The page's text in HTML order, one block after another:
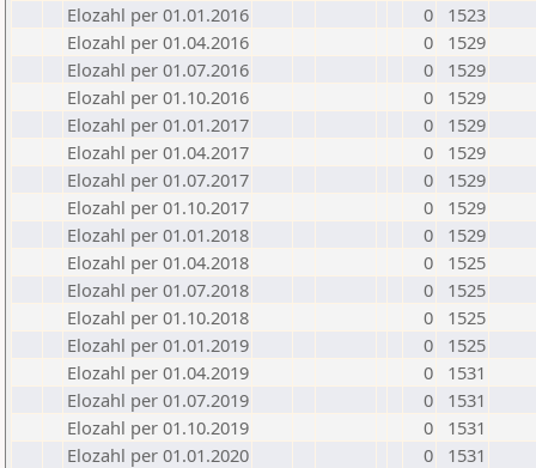
Elozahl per 01.01.2016
0
1523
Elozahl per 01.04.2016
0
1529
Elozahl per 01.07.2016
0
1529
Elozahl per 01.10.2016
0
1529
Elozahl per 01.01.2017
0
1529
Elozahl per 01.04.2017
0
1529
Elozahl per 01.07.2017
0
1529
Elozahl per 01.10.2017
0
1529
Elozahl per 01.01.2018
0
1529
Elozahl per 01.04.2018
0
1525
Elozahl per 01.07.2018
0
1525
Elozahl per 01.10.2018
0
1525
Elozahl per 01.01.2019
0
1525
Elozahl per 01.04.2019
0
1531
Elozahl per 01.07.2019
0
1531
Elozahl per 01.10.2019
0
1531
Elozahl per 01.01.2020
0
1531